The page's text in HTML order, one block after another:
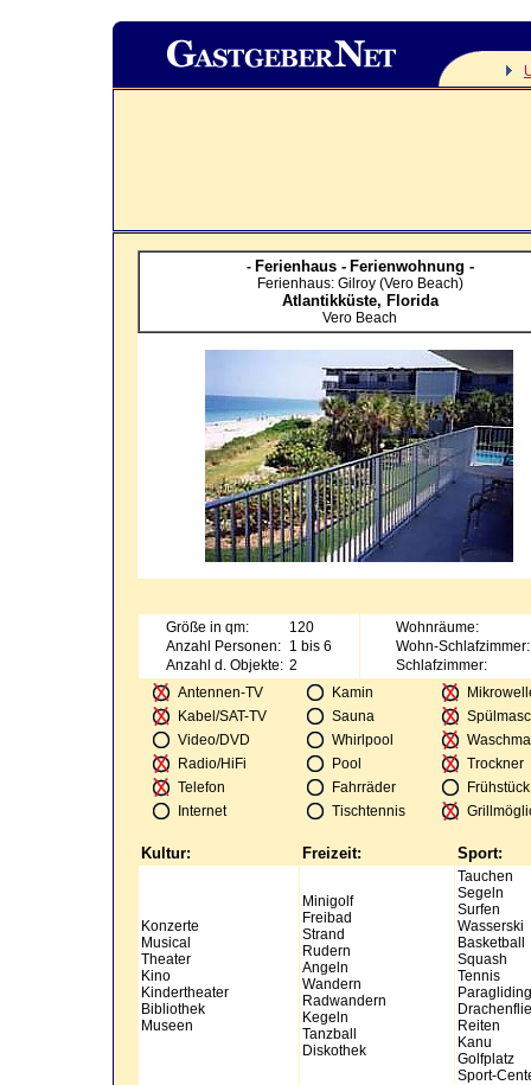
- Ferienhaus - Ferienwohnung -
Ferienhaus: Gilroy (Vero Beach)
Atlantikküste, Florida
Vero Beach
Größe in qm:
120
Anzahl Personen:
1 bis 6
Anzahl d. Objekte: 2
Wohnräume:
Wohn-Schlafzimmer:
Schlafzimmer:
Antennen-TV
Kamin
Kabel/SAT-TV
Sauna
Video/DVD
Whirlpool
Radio/HiFi
Pool
Trockner
Telefon
Fahrräder
Internet
Tischtennis
Kultur: Freizeit: Sport:
Konzerte
Musical
Theater
Kino
Kindertheater
Bibliothek
Museen
Minigolf
Freibad
Strand
Rudern
Angeln
Wandern
Radwandern
Kegeln
Tanzball
Diskothek
Tauchen
Segeln
Surfen
Wasserski
Basketball
Squash
Tennis
Paragliding
Reiten
Kanu
Golfplatz
Sport-